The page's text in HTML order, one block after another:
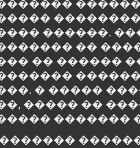
������.
��
�� ������
� �����
����� ��
�������